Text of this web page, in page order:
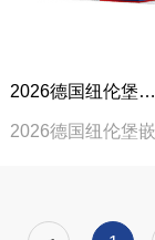
2026德国纽伦堡嵌入式展览会展台设计搭建公司
凝心聚力，逐浪盛夏｜中励展览 2026 年 7 月莫干山三日团建之旅圆满收官